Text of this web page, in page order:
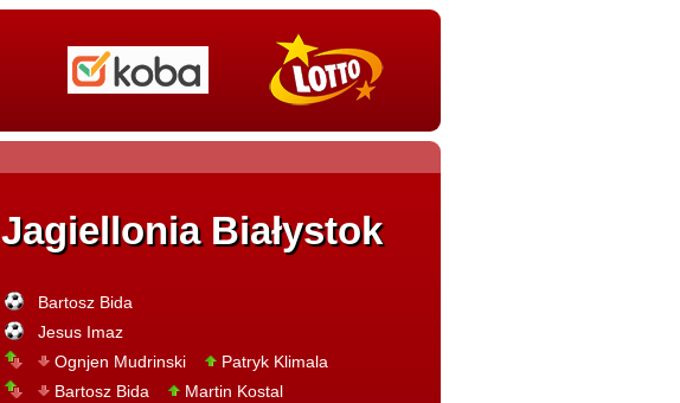
Jagiellonia Białystok
Bartosz Bida
Jesus Imaz
Ognjen Mudrinski Patryk Klimala
Bartosz Bida Martin Kostal